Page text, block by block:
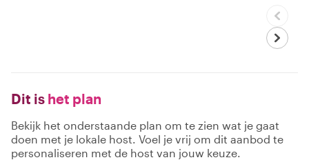
Dit is het plan
Bekijk het onderstaande plan om te zien wat je gaat
doen met je lokale host. Voel je vrij om dit aanbod te
personaliseren met de host van jouw keuze.